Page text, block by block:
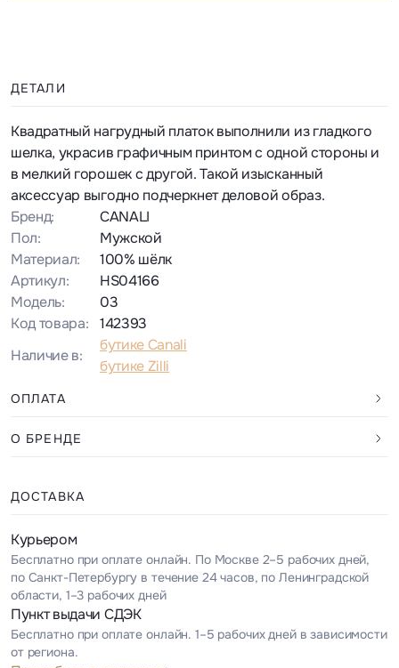
ДЕТАЛИ
Квадратный нагрудный платок выполнили из гладкого
шелка, украсив графичным принтом с одной стороны и
в мелкий горошек с другой. Такой изысканный
аксессуар выгодно подчеркнет деловой образ.
Бренд:
CANALI
Пол:
Мужской
Материал:
100% шёлк
Артикул:
HS04166
Модель:
03
Код товара:
142393
Наличие в:
бутике Canali
бутике Zilli
ОПЛАТА
О БРЕНДЕ
ДОСТАВКА
Курьером
Бесплатно при оплате онлайн. По Москве 2–5 рабочих дней,
по Санкт-Петербургу в течение 24 часов, по Ленинградской
области, 1–3 рабочих дней
Пункт выдачи СДЭК
Бесплатно при оплате онлайн. 1–5 рабочих дней в зависимости
от региона.